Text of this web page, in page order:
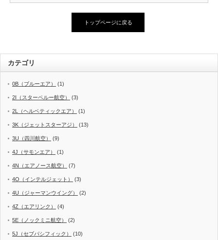
トップページに戻る
カテゴリ
0B（ブルーエア） (1)
2I（スターペルー航空） (3)
2L（ヘルベティックエア） (1)
3K（ジェットスターアジ） (13)
3U（四川航空） (9)
4J（サモンエア） (1)
4N（エアノース航空） (7)
4O（インテルジェット） (3)
4U（ジャーマンウイング） (2)
4Z（エアリンク） (4)
5E（ノックミニ航空） (2)
5J（セブパシフィック） (10)